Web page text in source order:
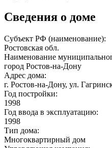
Сведения о доме
Субъект РФ (наименование):
Ростовская обл.
Наименование
город Ростов-на-Дону
Адрес дома:
г. Ростов-на-Дону, ул.
Год постройки:
1998
Год ввода в эксплуатацию:
1998
Тип дома:
Многоквартирный дом